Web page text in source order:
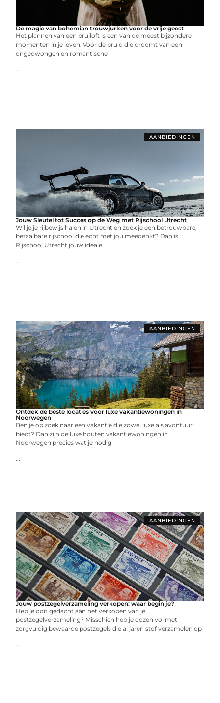
De magie van bohemian trouwjurken voor de vrije geest
Het plannen van een bruiloft is een van de meest bijzondere
momenten in je leven. Voor de bruid die droomt van een
ongedwongen en romantische
...
AANBIEDINGEN
Jouw Sleutel tot Succes op de Weg met Rijschool Utrecht
Wil je je rijbewijs halen in Utrecht en zoek je een betrouwbare,
betaalbare rijschool die echt met jou meedenkt? Dan is
Rijschool Utrecht jouw ideale
...
AANBIEDINGEN
Ontdek de beste locaties voor luxe vakantiewoningen in
Noorwegen
Ben je op zoek naar een vakantie die zowel luxe als avontuur
biedt? Dan zijn de luxe houten vakantiewoningen in
Noorwegen precies wat je nodig
...
AANBIEDINGEN
Jouw postzegelverzameling verkopen: waar begin je?
Heb je ooit gedacht aan het verkopen van je
postzegelverzameling? Misschien heb je dozen vol met
zorgvuldig bewaarde postzegels die al jaren stof verzamelen op
...